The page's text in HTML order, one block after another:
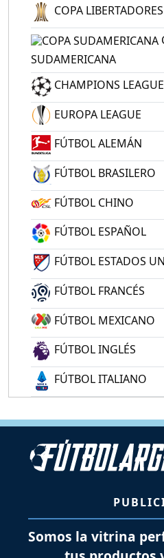
COPA LIBERTADORES
SUDAMERICANA
CHAMPIONS LEAGUE
EUROPA LEAGUE
FÚTBOL ALEMÁN
FÚTBOL BRASILERO
FÚTBOL CHINO
FÚTBOL ESPAÑOL
FÚTBOL ESTADOS
FÚTBOL FRANCÉS
FÚTBOL MEXICANO
FÚTBOL INGLÉS
FÚTBOL ITALIANO
Somos la vitrina